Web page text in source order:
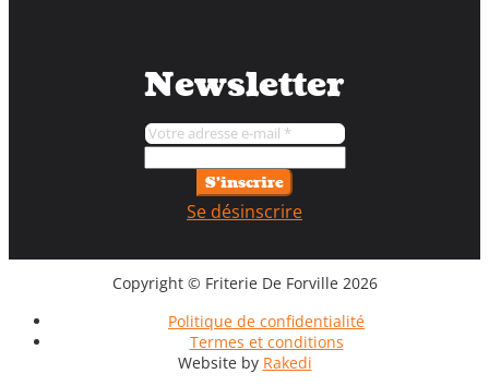
Newsletter
S'inscrire
Se désinscrire
Copyright © Friterie De Forville 2026
Politique de confidentialité
Termes et conditions
Website by Rakedi